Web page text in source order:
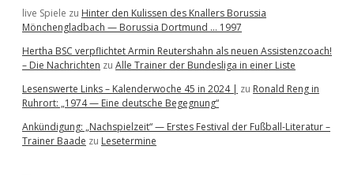
live Spiele zu Hinter den Kulissen des Knallers Borussia
Mönchengladbach — Borussia Dortmund … 1997
Hertha BSC verpflichtet Armin Reutershahn als neuen Assistenzcoach!
– Die Nachrichten zu Alle Trainer der Bundesliga in einer Liste
Lesenswerte Links – Kalenderwoche 45 in 2024 | zu Ronald Reng in
Ruhrort: „1974 — Eine deutsche Begegnung“
Ankündigung: „Nachspielzeit“ — Erstes Festival der Fußball-Literatur –
Trainer Baade zu Lesetermine